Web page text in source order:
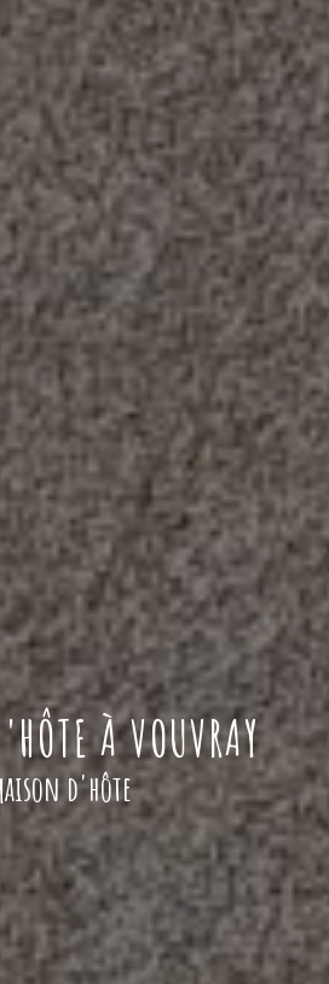
À VOUVRAY
d'hôte